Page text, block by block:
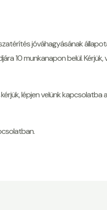
jóváhagyásának
10 munkanapon belül.
lépjen velünk kapcsolatba